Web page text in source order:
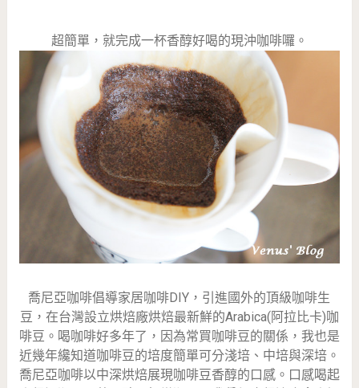
超簡單，就完成一杯香醇好喝的現沖咖啡囉。
喬尼亞咖啡倡導家居咖啡DIY， 引進國外的頂級咖啡生
豆，在台灣設立烘焙廠烘焙最新鮮的Arabica(阿拉比卡)咖
啡豆。喝咖啡好多年了，因為常買咖啡豆的關係，我也是
近幾年纔知道咖啡豆的培度簡單可分淺培、中培與深培。
喬尼亞咖啡以中深烘焙展現咖啡豆香醇的口感。口感喝起